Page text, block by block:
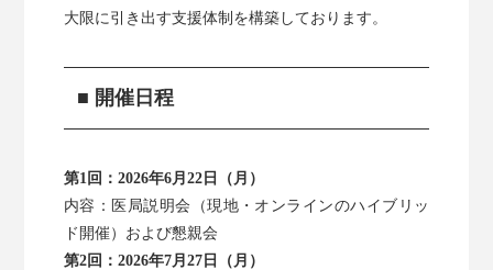
大限に引き出す支援体制を構築しております。
■ 開催日程
第1回：2026年6月22日（月）
内容：医局説明会（現地・オンラインのハイブリッ
ド開催）および懇親会
第2回：2026年7月27日（月）
診療・研究実績